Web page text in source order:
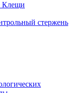
Клещи
стержень